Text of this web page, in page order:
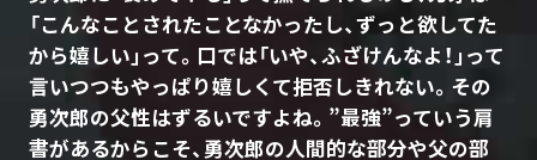
「こんなことされたことなかったし、ずっと欲してた
から嬉しい」って。口では「いや、ふざけんなよ！」って
言いつつもやっぱり嬉しくて拒否しきれない。その
勇次郎の父性はずるいですよね。”最強”っていう肩
書があるからこそ、勇次郎の人間的な部分や父の部